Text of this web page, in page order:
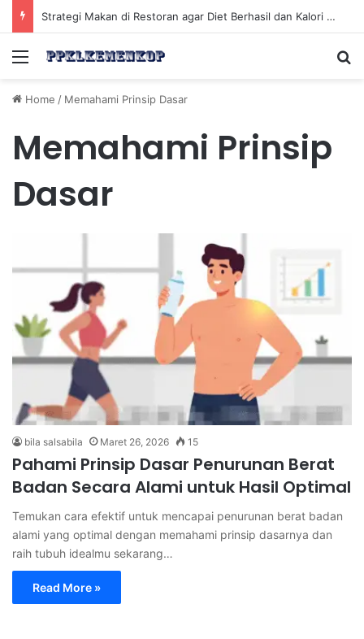
Strategi Makan di Restoran agar Diet Berhasil dan Kalori Tetap Terkontrol
Menu
Home / Memahami Prinsip Dasar
Memahami Prinsip
Dasar
bila salsabila Maret 26, 2026 15
Pahami Prinsip Dasar Penurunan Berat
Badan Secara Alami untuk Hasil Optimal
Temukan cara efektif untuk mencapai penurunan berat badan
alami yang optimal dengan memahami prinsip dasarnya dan
raih tubuh idealmu sekarang…
Read More »